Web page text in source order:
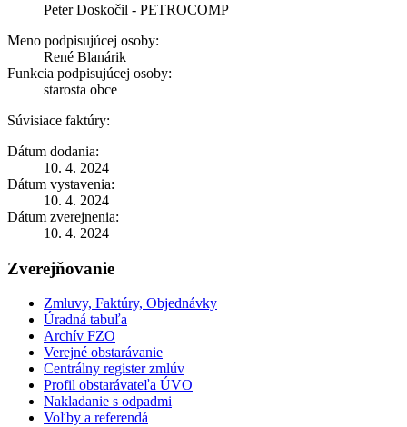
Peter Doskočil - PETROCOMP
Meno podpisujúcej osoby:
René Blanárik
Funkcia podpisujúcej osoby:
starosta obce
Súvisiace faktúry:
Dátum dodania:
10. 4. 2024
Dátum vystavenia:
10. 4. 2024
Dátum zverejnenia:
10. 4. 2024
Zverejňovanie
Zmluvy, Faktúry, Objednávky
Úradná tabuľa
Archív FZO
Verejné obstarávanie
Centrálny register zmlúv
Profil obstarávateľa ÚVO
Nakladanie s odpadmi
Voľby a referendá